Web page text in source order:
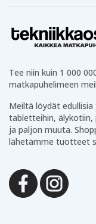
HP Envy 17T
HP Envy M7
HP Pavilion 14T
HP Pavilion 17T
HP 15Z
HP 240 G3
HP 245 G3
HP EliteBook 820
HP Envy M6
HP Envy 15Z
Tee niin kuin 1 000
matkapuhelimeen
Meiltä löydät
tabletteihin, älykotiin,
ja paljon muuta.
lähetämme tuotteet